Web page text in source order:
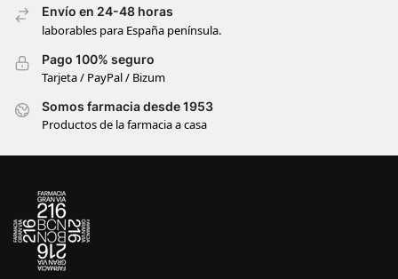
Envío en 24-48 horas
laborables para España península.
Pago 100% seguro
Tarjeta / PayPal / Bizum
Somos farmacia desde 1953
Productos de la farmacia a casa